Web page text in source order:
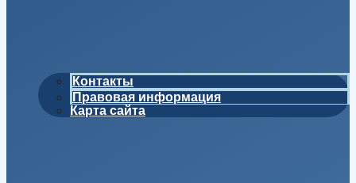
Контакты
Правовая информация
Карта сайта